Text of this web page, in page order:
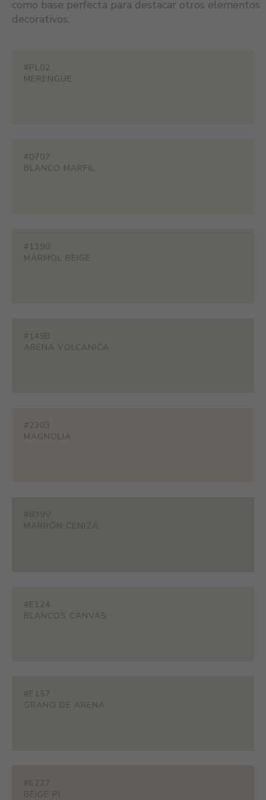
como base perfecta para destacar otros elementos
decorativos.
#PL02
MERENGUE
#0707
BLANCO MARFIL
#1390
MÁRMOL BEIGE
#149B
ARENA VOLCÁNICA
#2303
MAGNOLIA
#839V
MARRÓN CENIZA
#E124
BLANCOS CANVAS
#E157
GRANO DE ARENA
#E227
BEIGE PI